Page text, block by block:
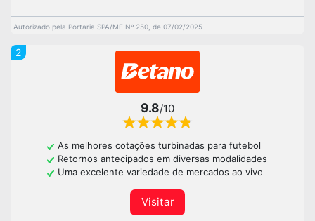
Autorizado pela Portaria SPA/MF Nº 250, de 07/02/2025
2
9.8/10
As melhores cotações turbinadas para futebol
Retornos antecipados em diversas modalidades
Uma excelente variedade de mercados ao vivo
Visitar